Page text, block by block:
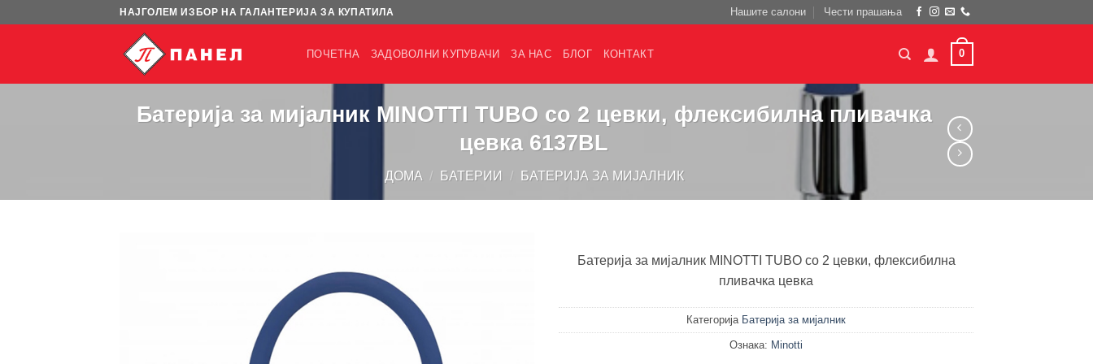
НАЈГОЛЕМ ИЗБОР НА ГАЛАНТЕРИЈА ЗА КУПАТИЛА Нашите салони Чести прашања
ПОЧЕТНА ЗАДОВОЛНИ КУПУВАЧИ ЗА НАС БЛОГ КОНТАКТ 0
Батерија за мијалник MINOTTI TUBO со 2 цевки, флексибилна пливачка
цевка 6137BL
ДОМА / БАТЕРИИ / БАТЕРИЈА ЗА МИЈАЛНИК
Батерија за мијалник MINOTTI TUBO со 2 цевки, флексибилна
пливачка цевка
Категорија Батерија за мијалник
Ознака: Minotti